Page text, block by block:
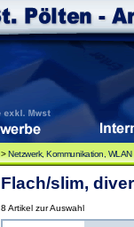
>Netzwerk, Kommunikation, WLAN
Flach/slim,
8 Artikel zur Auswahl